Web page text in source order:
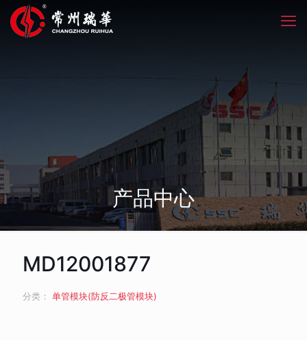
产品中心
MD12001877
分类： 单管模块(防反二极管模块)